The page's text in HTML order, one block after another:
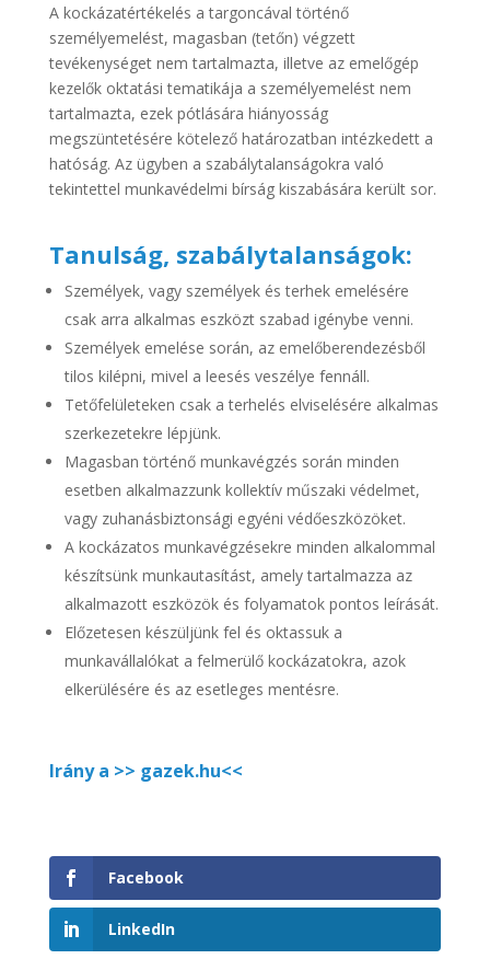
A kockázatértékelés a targoncával történő
személyemelést, magasban (tetőn) végzett
tevékenységet nem tartalmazta, illetve az emelőgép
kezelők oktatási tematikája a személyemelést nem
tartalmazta, ezek pótlására hiányosság
megszüntetésére kötelező határozatban intézkedett a
hatóság. Az ügyben a szabálytalanságokra való
tekintettel munkavédelmi bírság kiszabására került sor.
Tanulság, szabálytalanságok:
Személyek, vagy személyek és terhek emelésére
csak arra alkalmas eszközt szabad igénybe venni.
Személyek emelése során, az emelőberendezésből
tilos kilépni, mivel a leesés veszélye fennáll.
Tetőfelületeken csak a terhelés elviselésére alkalmas
szerkezetekre lépjünk.
Magasban történő munkavégzés során minden
esetben alkalmazzunk kollektív műszaki védelmet,
vagy zuhanásbiztonsági egyéni védőeszközöket.
A kockázatos munkavégzésekre minden alkalommal
készítsünk munkautasítást, amely tartalmazza az
alkalmazott eszközök és folyamatok pontos leírását.
Előzetesen készüljünk fel és oktassuk a
munkavállalókat a felmerülő kockázatokra, azok
elkerülésére és az esetleges mentésre.
Irány a >> gazek.hu<<
Facebook
LinkedIn